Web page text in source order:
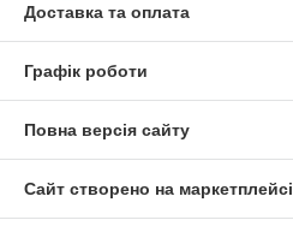
Доставка та оплата
Графік роботи
Повна версія сайту
Сайт створено на маркетплейсі